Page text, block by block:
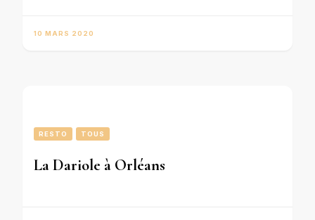
10 MARS 2020
RESTO TOUS
La Dariole à Orléans